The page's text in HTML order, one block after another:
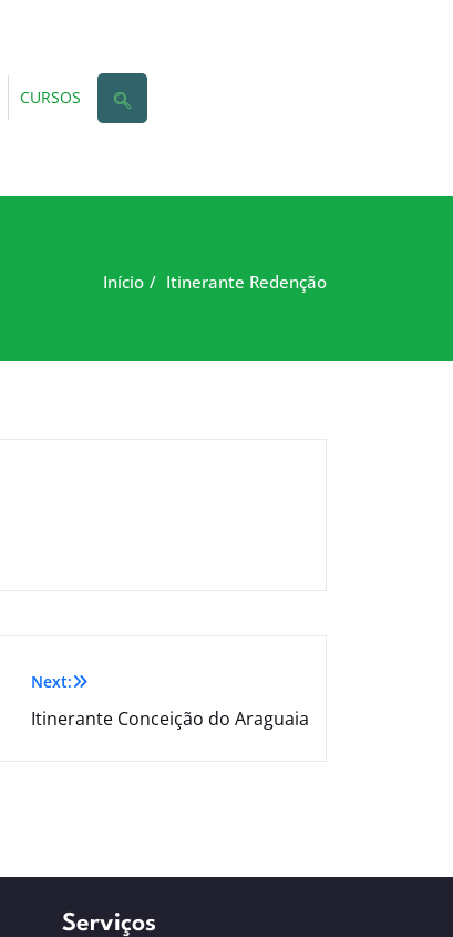
CURSOS
Início Itinerante Redenção
Next:
Itinerante Conceição do Araguaia
Serviços